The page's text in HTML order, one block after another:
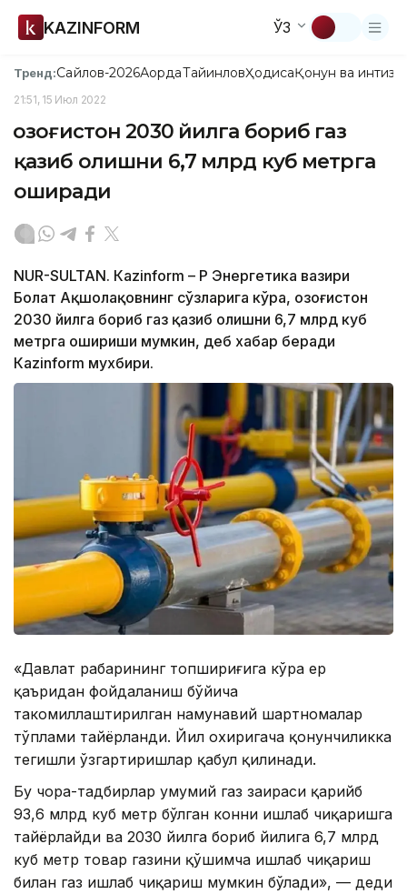
KAZINFORM ЎЗ
Тренд:Сайлов-2026АқордаТайинловҲодисаҚонун ва
21:51, 15 Июл 2022
Қозоғистон 2030 йилга бориб газ
қазиб олишни 6,7 млрд куб метрга
оширади
NUR-SULTAN. Кazinform – ҚР Энергетика вазири
Болат Ақшолақовнинг сўзларига кўра, Қозоғистон
2030 йилга бориб газ қазиб олишни 6,7 млрд куб
метрга ошириши мумкин, деб хабар беради
Кazinform мухбири.
«Давлат раҳбарининг топшириғига кўра ер
қаъридан фойдаланиш бўйича
такомиллаштирилган намунавий шартномалар
тўплами тайёрланди. Йил охиригача қонунчиликка
тегишли ўзгартиришлар қабул қилинади.
Бу чора-тадбирлар умумий газ заҳираси қарийб
93,6 млрд куб метр бўлган конни ишлаб чиқаришга
тайёрлайди ва 2030 йилга бориб йилига 6,7 ​​млрд
куб метр товар газини қўшимча ишлаб чиқариш
билан газ ишлаб чиқариш мумкин бўлади», — деди